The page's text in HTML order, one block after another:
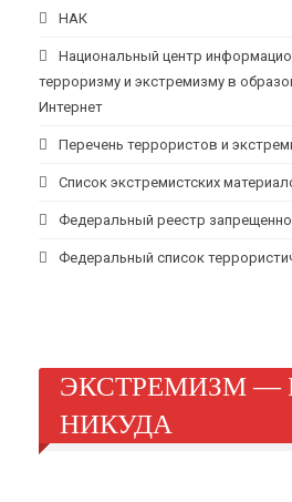
НАК
Национальный центр
терроризму и экстремизму в
Интернет
Перечень террористов и
Список экстремистских
Федеральный реестр
Федеральный список
ЭКСТРЕМИЗМ —
НИКУДА